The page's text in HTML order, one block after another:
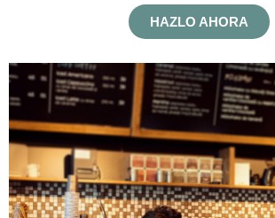
HAZLO AHORA